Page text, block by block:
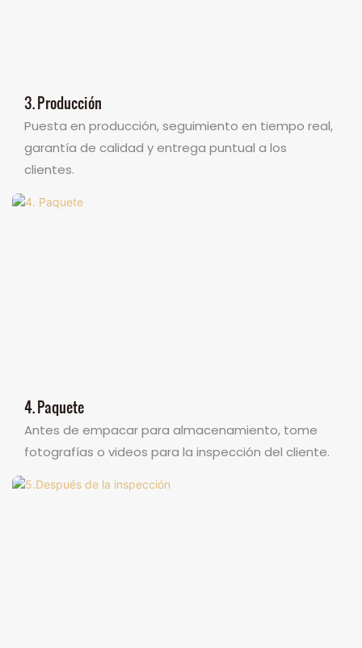
3. Producción
Puesta en producción, seguimiento en tiempo real,
garantía de calidad y entrega puntual a los
clientes.
4. Paquete
Antes de empacar para almacenamiento, tome
fotografías o videos para la inspección del cliente.